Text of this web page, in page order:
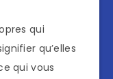
qui
qu’elles
qui vous